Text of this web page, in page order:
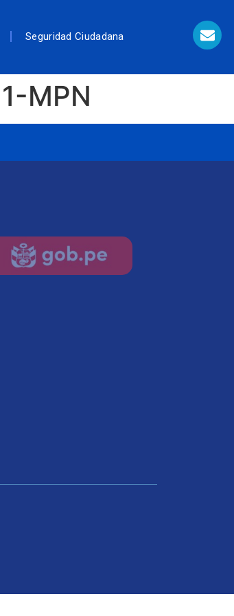
Seguridad Ciudadana
MPN